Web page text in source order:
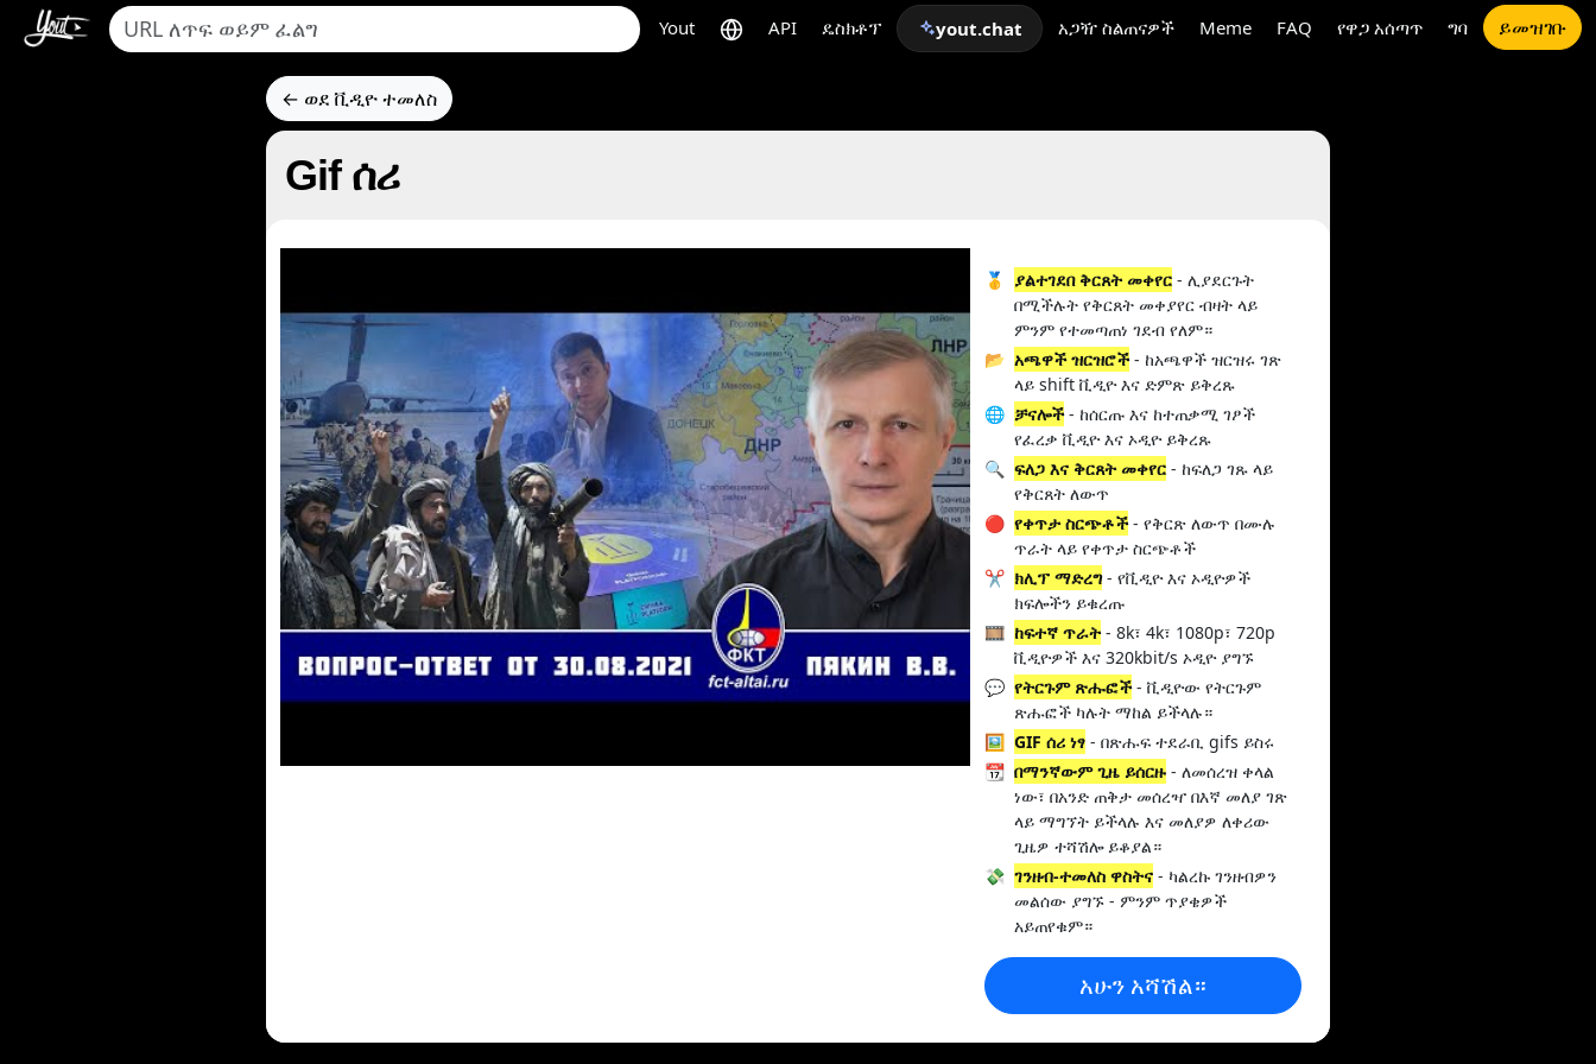
Yout API ዴስክቶፕ yout.chat አጋዥ ስልጠናዎች Meme FAQ የዋጋ አሰጣጥ ግባ ይመዝገቡ
← ወደ ቪዲዮ ተመለስ
Gif ሰሪ
🥇 ያልተገደበ ቅርጸት መቀየር - ሊያደርጉት
በሚችሉት የቅርጸት መቀያየር ብዛት ላይ
ምንም የተመጣጠነ ገደብ የለም።
📂 አጫዋች ዝርዝሮች- ከአጫዋች ዝርዝሩ ገጽ
ላይ shift ቪዲዮ እና ድምጽ ይቅረጹ
🌐 ቻናሎች- ከሰርጡ እና ከተጠቃሚ ገፆች
የፈረቃ ቪዲዮ እና ኦዲዮ ይቅረጹ
🔍 ፍለጋ እና ቅርጸት መቀየር - ከፍለጋ ገጹ ላይ
የቅርጸት ለውጥ
🔴 የቀጥታ ስርጭቶች- የቅርጽ ለውጥ በሙሉ
ጥራት ላይ የቀጥታ ስርጭቶች
✂️ ክሊፕ ማድረግ- የቪዲዮ እና ኦዲዮዎች
ክፍሎችን ይቁረጡ
🎞️ ከፍተኛ ጥራት- 8k፣ 4k፣ 1080p፣ 720p
ቪዲዮዎች እና 320kbit/s ኦዲዮ ያግኙ
💬 የትርጉም ጽሑፎች- ቪዲዮው የትርጉም
ጽሑፎች ካሉት ማከል ይችላሉ።
🖼️ GIF ሰሪ ነፃ - በጽሑፍ ተደራቢ gifs ይስሩ
📆 በማንኛውም ጊዜ ይሰርዙ - ለመሰረዝ ቀላል
ነው፣ በአንድ ጠቅታ መሰረዣ በእኛ መለያ ገጽ
ላይ ማግኘት ይችላሉ እና መለያዎ ለቀሪው
ጊዜዎ ተሻሽሎ ይቆያል።
💸 ገንዘብ-ተመለስ ዋስትና - ካልረኩ ገንዘብዎን
መልሰው ያግኙ - ምንም ጥያቄዎች
አይጠየቁም።
አሁን አሻሽል።